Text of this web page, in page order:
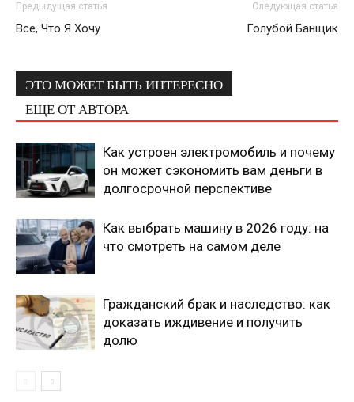
Предыдущая статья
Все, Что Я Хочу
Следующая статья
Голубой Банщик
ЭТО МОЖЕТ БЫТЬ ИНТЕРЕСНО
ЕЩЕ ОТ АВТОРА
Как устроен электромобиль и почему
он может сэкономить вам деньги в
долгосрочной перспективе
Как выбрать машину в 2026 году: на
что смотреть на самом деле
Гражданский брак и наследство: как
доказать иждивение и получить
долю